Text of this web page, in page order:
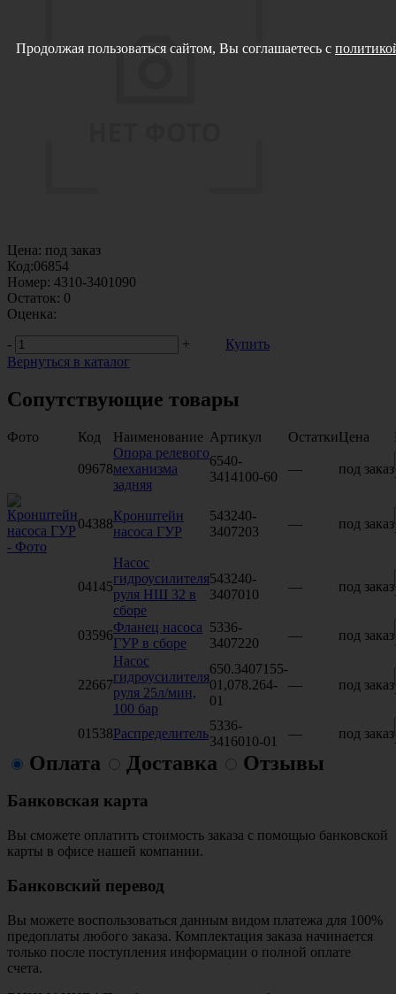
Цена: под заказ
Код:06854
Номер: 4310-3401090
Остаток: 0
Оценка:
-
+
Купить
Вернуться в каталог
Сопутствующие товары
Фото Код Наименование Артикул ОстаткиЦена
09678
Опора релевого
механизма
задняя
6540-
3414100-60
— под заказ
04388
Кронштейн
насоса ГУР
543240-
3407203
— под заказ
04145
Насос
гидроусилителя
руля НШ 32 в
сборе
543240-
3407010
— под заказ
03596
Фланец насоса
ГУР в сборе
5336-
3407220
— под заказ
22667
Насос
гидроусилителя
руля 25л/мин,
100 бар
650.3407155-
01,078.264-
01
— под заказ
01538Распределитель
5336-
3416010-01
— под заказ
Оплата Доставка Отзывы
Банковская карта
Вы сможете оплатить стоимость заказа с помощью банковской
карты в офисе нашей компании.
Банковский перевод
Вы можете воспользоваться данным видом платежа для 100%
предоплаты любого заказа. Комплектация заказа начинается
только после поступления информации о полной оплате
счета.
Продолжая пользоваться сайтом, Вы соглашаетесь с